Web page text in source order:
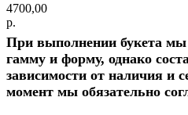
4700,00
р.
При выполнении букета
гамму и форму, однако
зависимости от наличия и
момент мы обязательно